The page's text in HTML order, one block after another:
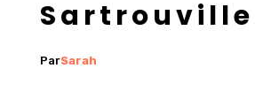
Sartrouville
ParSarah